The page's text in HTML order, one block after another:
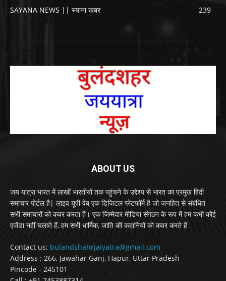
SAYANA NEWS || स्याना खबर
239
ABOUT US
जय यात्रा भारत में लाखों भारतीयों तक पहुंचने के उद्देश्य से भारत का प्रमुख हिंदी
समाचार पोर्टल है| लाइव यूपी वेब एक डिजिटल प्लेटफॉर्म है जो जनहित से संबंधित
सभी समाचारों को कवर करता है। एक जिम्मेदार मीडिया संगठन के रूप में हम कभी कोई
एजेंडा नहीं चलाते हैं, हम सभी धार्मिक, जाति की कहानियों को कवर करते हैं
Contact us: bulandshahrjaiyatra@gmail.com
Address : 266, Jawahar Ganj, Hapur, Uttar Pradesh
Pincode - 245101